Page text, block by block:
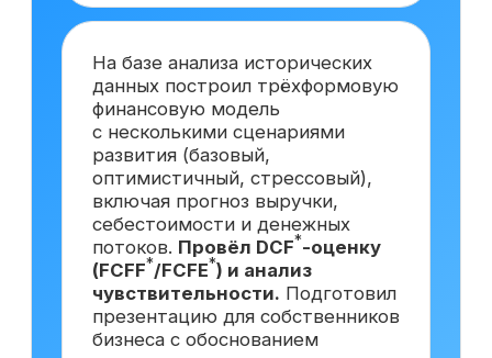
Финансовый директор
с опытом ~3 года
от 350 000 ₽
Краснодар
Финансовый директор
на аутсорсинге*
от 150 000 ₽